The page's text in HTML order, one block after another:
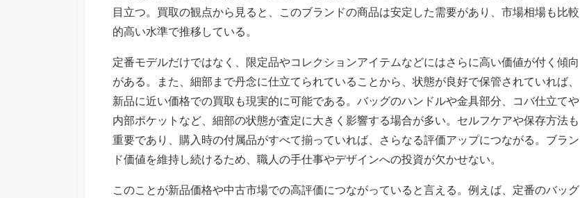
目立つ。買取の観点から見ると、このブランドの商品は安定した需要があり、市場相場も比較
的高い水準で推移している。
定番モデルだけではなく、限定品やコレクションアイテムなどにはさらに高い価値が付く傾向
がある。また、細部まで丹念に仕立てられていることから、状態が良好で保管されていれば、
新品に近い価格での買取も現実的に可能である。バッグのハンドルや金具部分、コバ仕立てや
内部ポケットなど、細部の状態が査定に大きく影響する場合が多い。セルフケアや保存方法も
重要であり、購入時の付属品がすべて揃っていれば、さらなる評価アップにつながる。ブラン
ド価値を維持し続けるため、職人の手仕事やデザインへの投資が欠かせない。
このことが新品価格や中古市場での高評価につながっていると言える。例えば、定番のバッグ